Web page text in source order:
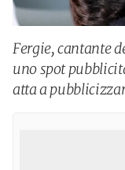
Fergie, cantante
uno spot
atta a